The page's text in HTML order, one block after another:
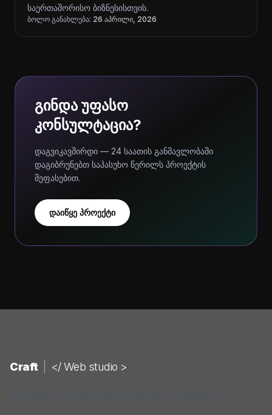
საერთაშორისო ბიზნესისთვის.
ბოლო განახლება: 26 აპრილი, 2026
გინდა უფასო
კონსულტაცია?
დაგვიკავშირდი — 24 საათის განმავლობაში
დაგიბრუნებთ საპასუხო წერილს პროექტის
შეფასებით.
დაიწყე პროექტი
Craft </ Web studio >